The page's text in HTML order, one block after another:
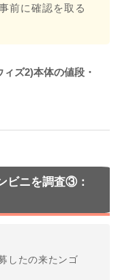
前に確認を取る
ズ2)本体の値段・
ビニを調査③：
したの来たンゴ